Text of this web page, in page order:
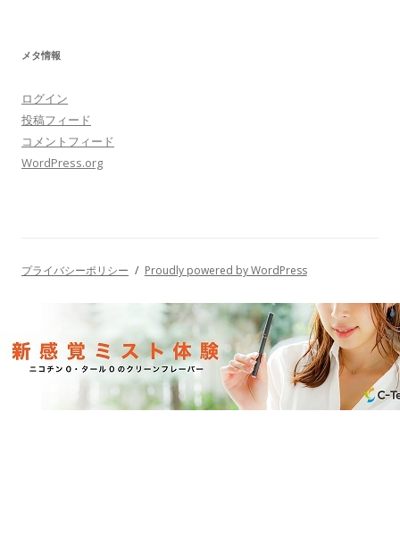
ログイン
投稿フィード
コメントフィード